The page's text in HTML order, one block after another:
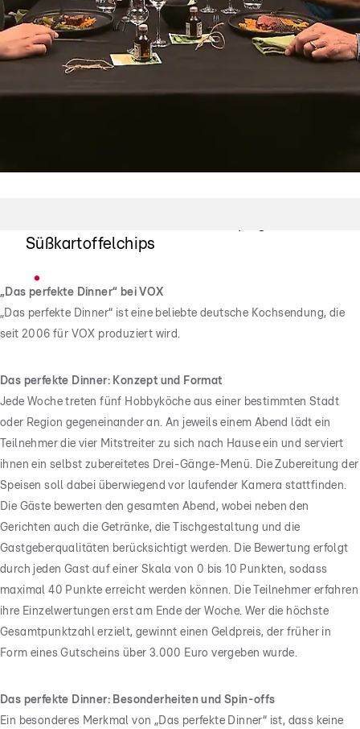
Süßkartoffelchips
„Das perfekte Dinner“ bei VOX
„Das perfekte Dinner“ ist eine beliebte deutsche Kochsendung, die
seit 2006 für VOX produziert wird.
Das perfekte Dinner: Konzept und Format
Jede Woche treten fünf Hobbyköche aus einer bestimmten Stadt
oder Region gegeneinander an. An jeweils einem Abend lädt ein
Teilnehmer die vier Mitstreiter zu sich nach Hause ein und serviert
ihnen ein selbst zubereitetes Drei-Gänge-Menü. Die Zubereitung der
Speisen soll dabei überwiegend vor laufender Kamera stattfinden.
Die Gäste bewerten den gesamten Abend, wobei neben den
Gerichten auch die Getränke, die Tischgestaltung und die
Gastgeberqualitäten berücksichtigt werden. Die Bewertung erfolgt
durch jeden Gast auf einer Skala von 0 bis 10 Punkten, sodass
maximal 40 Punkte erreicht werden können. Die Teilnehmer erfahren
ihre Einzelwertungen erst am Ende der Woche. Wer die höchste
Gesamtpunktzahl erzielt, gewinnt einen Geldpreis, der früher in
Form eines Gutscheins über 3.000 Euro vergeben wurde.
Das perfekte Dinner: Besonderheiten und Spin-offs
Ein besonderes Merkmal von „Das perfekte Dinner“ ist, dass keine